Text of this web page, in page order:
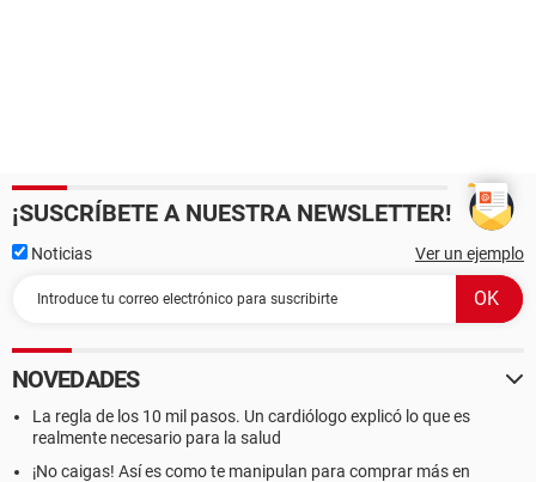
¡SUSCRÍBETE A NUESTRA NEWSLETTER!
Noticias Ver un ejemplo
NOVEDADES
La regla de los 10 mil pasos. Un cardiólogo explicó lo que es
realmente necesario para la salud
¡No caigas! Así es como te manipulan para comprar más en